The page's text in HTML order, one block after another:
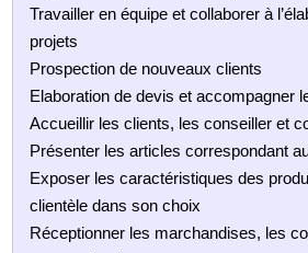
Travailler en équipe et collaborer à
projets
Prospection de nouveaux clients
Elaboration de devis et accompagner
Accueillir les clients, les conseiller et
Présenter les articles correspondant
Exposer les caractéristiques des
clientèle dans son choix
Réceptionner les marchandises, les